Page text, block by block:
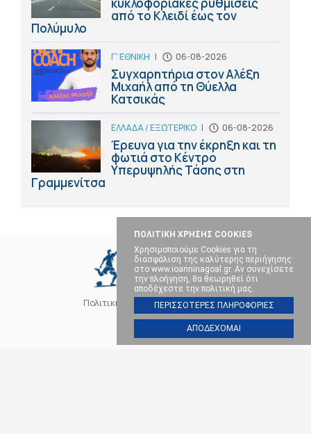
ΠΟΛΙΤΙΚΗ ΧΡΗΣΗΣ COOKIES
Χρησιμοποιούμε Cookies για τη
διασφάλιση της καλύτερης περιήγησης
στο www.ioanninagoal.gr. Αν συνεχίσετε
την πλοήγηση, θα θεωρηθεί ότι
αποδέχεστε την πολιτική μας.
ΠΕΡΙΣΣΟΤΕΡΕΣ ΠΛΗΡΟΦΟΡΙΕΣ
ΑΠΟΔΕΧΟΜΑΙ
κυκλοφοριακές ρυθμίσεις
από το Κλειδί έως τον
Πολύμυλο
Γ' ΕΘΝΙΚΗ | 06-08-2026
Συγχαρητήρια στον Αλέξη
Μιχαήλ από τη Θύελλα
Κατσικάς
ΕΛΛΑΔΑ / ΕΞΩΤΕΡΙΚΟ | 06-08-2026
Έρευνα για την έκρηξη και τη
φωτιά στο Κέντρο
Υπερυψηλής Τάσης στη
Γραμμενίτσα
Πολιτική Cookies Επικοινωνία
SOCIAL MEDIA